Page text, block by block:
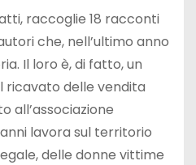
raccoglie 18 racconti
che, nell’ultimo anno
Il loro è, di fatto, un
ricavato delle vendita
all’associazione
lavora sul territorio
delle donne vittime